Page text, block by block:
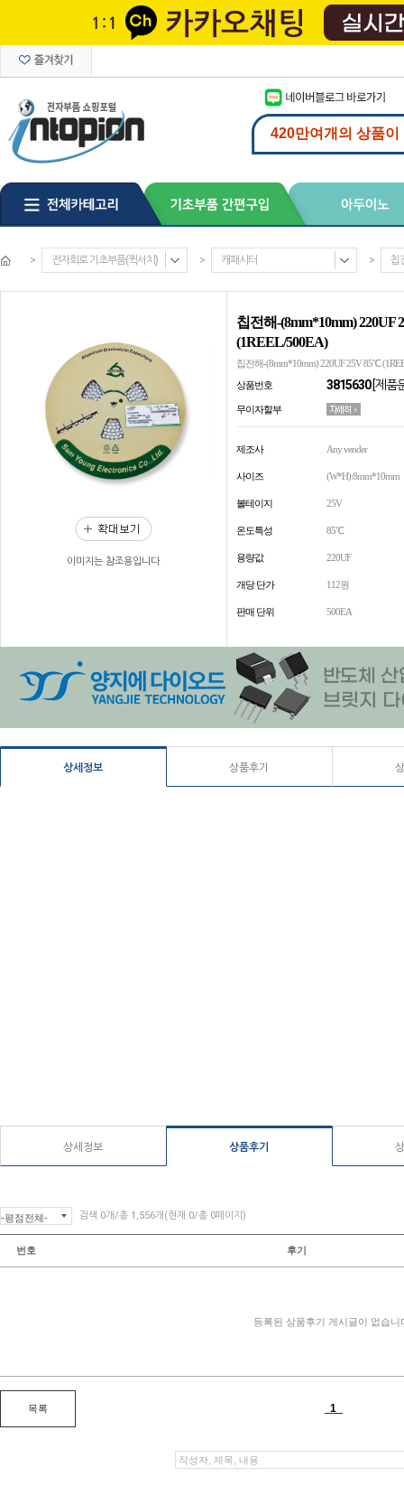
> 전자회로 기초부품(퀵서치) > 캐패시터 > 칩
이미지는 참조용입니다
칩전해-(8mm*10mm) 220UF
(1REEL/500EA)
칩전해-(8mm*10mm) 220UF 25V 85℃
상품번호
3815630[제품
무이자할부
제조사 Any vender
사이즈 (W*H):8mm*10mm
볼테이지 25V
온도특성 85℃
용량값 220UF
개당 단가 112원
판매 단위 500EA
상세정보 상품후기
상세정보 상품후기